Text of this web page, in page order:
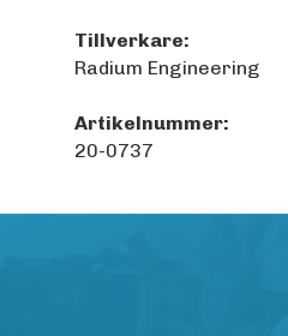
Tillverkare:
Radium Engineering
Artikelnummer:
20-0737